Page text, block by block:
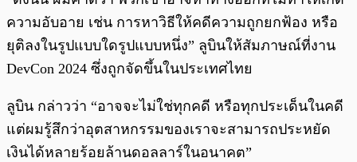
ความอับอาย เช่น การหาวิธีให้คดีความถูกยกฟ้อง หรือ
ยุติลงในรูปแบบใดรูปแบบหนึ่ง” ลูบินให้สัมภาษณ์ที่งาน
DevCon 2024 ซึ่งถูกจัดขึ้นในประเทศไทย
ลูบิน กล่าวว่า “อาจจะไม่ใช่ทุกคดี หรือทุกประเด็นในคดี
แต่ผมรู้สึกว่าอุตสาหกรรมของเราจะสามารถประหยัด
เงินได้หลายร้อยล้านดอลลาร์ในอนาคต”